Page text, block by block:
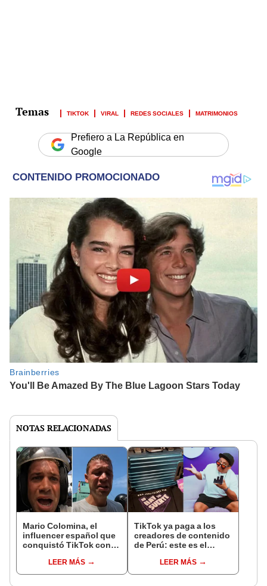
TIKTOK VIRAL REDES SOCIALES MATRIMONIOS
Prefiero a La República en
Google
NOTAS RELACIONADAS
Mario Colomina, el
influencer español que
conquistó TikTok con
"Mi amor nació por la
gastronomía"
LEER MÁS
TikTok ya paga a los
creadores de contenido
de Perú: este es el
llegar a cobrar por 1.000
vistas
LEER MÁS